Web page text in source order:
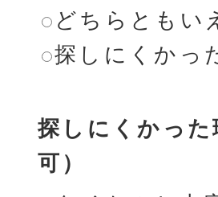
どちらともい
探しにくかっ
探しにくかっ
可）